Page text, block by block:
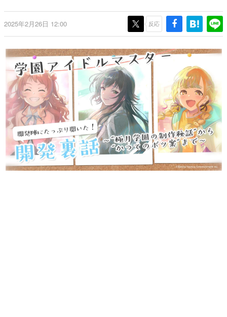
これからのデジタルゲーム市場を担う若きクリエイター達
の姿を追い、彼らのルーツと情熱を探っていきます。
ゲーム世代の作家たち
ゲームに多大な影響を受けた作家さんに取材し、ゲームが
日本のコンテンツ産業やカルチャーに与えた影響を探る企
画です。
日本モバイルゲーム産業史
日本のモバイルゲーム史における主要なトピック・タイト
ルを網羅するほか、開発者へのインタビューや識者による
解説を掲載。約20年の歴史が一望できる決定版！
若ゲのいたり〜ゲームクリエイターの青春〜
『うつヌケ』『ペンと箸』等で知られるマンガ家・田中圭
一先生によるゲーム業界レポートマンガです。
2025年2月26日 12:00 反応